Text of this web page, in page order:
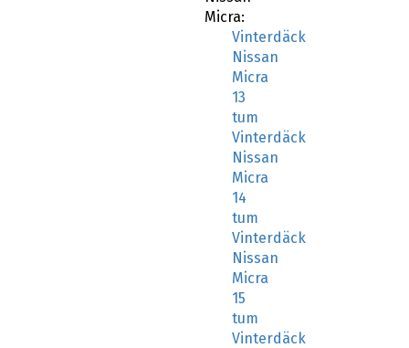
Micra:
Vinterdäck
Nissan
Micra
13
tum
Vinterdäck
Nissan
Micra
14
tum
Vinterdäck
Nissan
Micra
15
tum
Vinterdäck